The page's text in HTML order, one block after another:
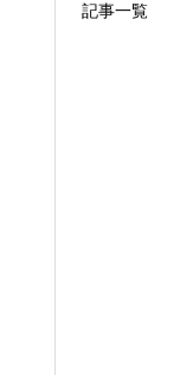
記事一覧